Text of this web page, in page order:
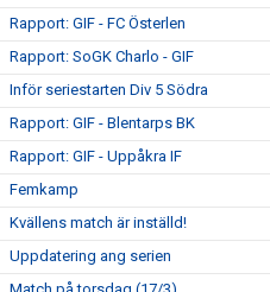
Rapport: GIF - FC Österlen
Rapport: SoGK Charlo - GIF
Inför seriestarten Div 5 Södra
Rapport: GIF - Blentarps BK
Rapport: GIF - Uppåkra IF
Femkamp
Kvällens match är inställd!
Uppdatering ang serien